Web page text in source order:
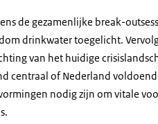
de gezamenlijke break-
drinkwater toegelicht.
van het huidige
centraal of Nederland
nodig zijn om vitale